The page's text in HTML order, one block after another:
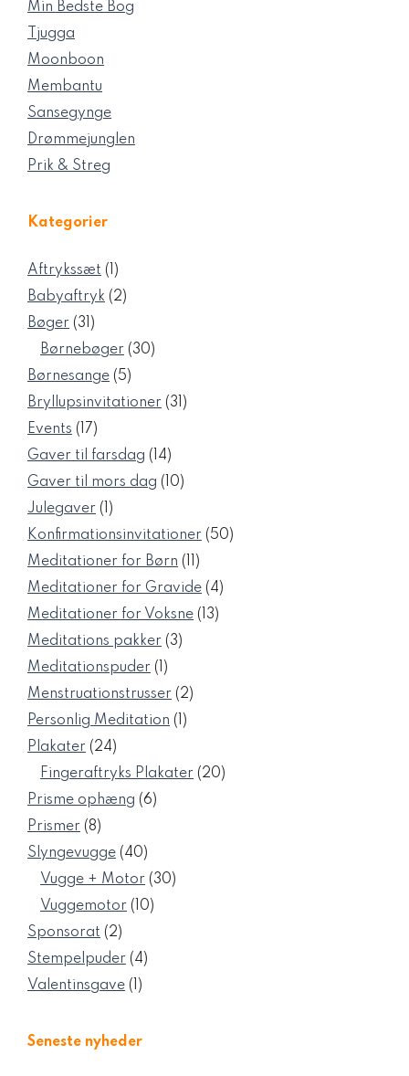
Min Bedste Bog
Tjugga
Moonboon
Membantu
Sansegynge
Drømmejunglen
Prik & Streg
Kategorier
Aftrykssæt 11
vare
Babyaftryk 22
Bøger 3131
varer
Børnebøger 3030
Børnesange 55
varer
Bryllupsinvitationer 3131
Events 1717
varer
Gaver til farsdag 1414
varer
Gaver til mors dag 1010
Julegaver 11
vare
Konfirmationsinvitationer 5050
Meditationer for Børn 1111
varer
Meditationer for Gravide 44
Meditationer for Voksne 1313
Meditations pakker 33
Meditationspuder 11
vare
Menstruationstrusser 22
Personlig Meditation 11
Plakater 2424
varer
Fingeraftryks Plakater 2020
Prisme ophæng 66
Prismer 88
varer
Slyngevugge 4040
varer
Vugge + Motor 3030
Vuggemotor 1010
Sponsorat 22
varer
Stempelpuder 44
Valentinsgave 11
Seneste nyheder